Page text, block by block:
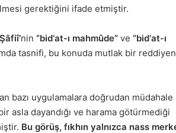
gerektiğini ifade etmiştir.
nin “bid‘at-ı mahmûde” ve “bid‘at-ı
tasnifi, bu konuda mutlak bir
bazı uygulamalara doğrudan müdahale
asla dayandığı ve harama götürmediği
Bu görüş, fıkhın yalnızca nass